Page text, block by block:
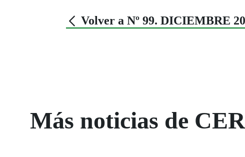
Volver a Nº 99. DICIEMBRE
Más noticias de